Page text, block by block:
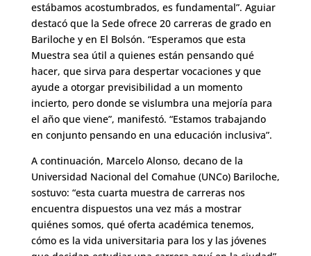
estábamos acostumbrados, es fundamental”. Aguiar
destacó que la Sede ofrece 20 carreras de grado en
Bariloche y en El Bolsón. “Esperamos que esta
Muestra sea útil a quienes están pensando qué
hacer, que sirva para despertar vocaciones y que
ayude a otorgar previsibilidad a un momento
incierto, pero donde se vislumbra una mejoría para
el año que viene”, manifestó. “Estamos trabajando
en conjunto pensando en una educación inclusiva”.
A continuación, Marcelo Alonso, decano de la
Universidad Nacional del Comahue (UNCo) Bariloche,
sostuvo: “esta cuarta muestra de carreras nos
encuentra dispuestos una vez más a mostrar
quiénes somos, qué oferta académica tenemos,
cómo es la vida universitaria para los y las jóvenes